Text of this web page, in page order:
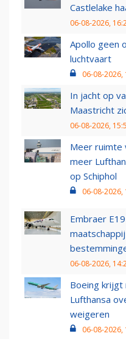
Castlelake
06-08-2026,
Apollo geen
luchtvaart
06-08-2026,
In jacht op
Maastricht
06-08-2026,
Meer ruimte
meer
op Schiphol
06-08-2026,
Embraer
06-08-2026,
Boeing krijgt
Lufthansa
weigeren
06-08-2026,